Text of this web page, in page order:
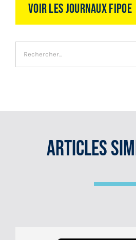
Voir les journaux FIPOE
Recherche
sur
Articles